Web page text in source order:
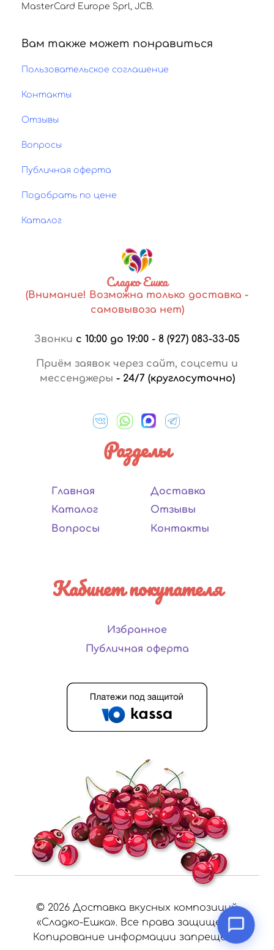
MasterCard Europe Sprl, JCB.
Вам также может понравиться
Пользовательское соглашение
Контакты
Отзывы
Вопросы
Публичная оферта
Подобрать по цене
Каталог
Сладко Ешка
(Внимание! Возможна только доставка -
самовывоза нет)
Звонки с 10:00 до 19:00 - 8 (927) 083-33-05
Приём заявок через сайт, соцсети и
мессенджеры - 24/7 (круглосуточно)
Разделы
Главная
Каталог
Вопросы
Доставка
Отзывы
Контакты
Кабинет покупателя
Избранное
Публичная оферта
© 2026 Доставка вкусных композиций
«Сладко-Ешка». Все права защищены.
Копирование информации запрещено.